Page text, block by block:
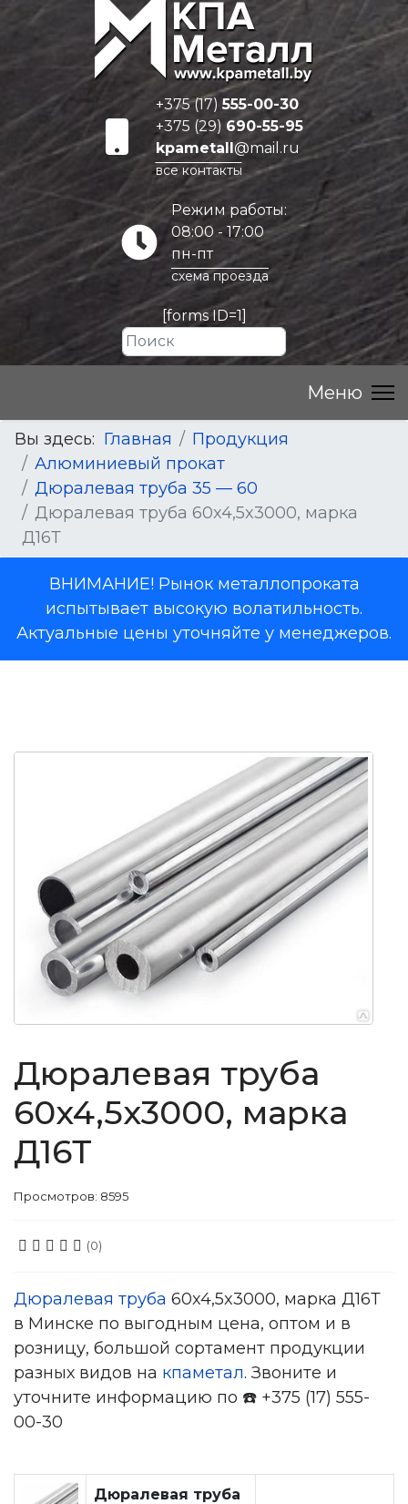
+375 (17)555-00-30
+375 (29) 690-55-95
kpametall@mail.ru
все контакты
Режим работы:
08:00 - 17:00
пн-пт
схема проезда
[forms ID=1]
Вы здесь: Главная
Продукция
Алюминиевый прокат
Дюралевая труба 35 — 60
Дюралевая труба 60x4,5x3000, марка
Д16Т
ВНИМАНИЕ! Рынок металлопроката
испытывает высокую волатильность.
Актуальные цены уточняйте у менеджеров.
Дюралевая труба
60x4,5x3000, марка
Д16Т
Просмотров: 8595
(0)
Дюралевая труба 60x4,5x3000, марка Д16Т
в Минске по выгодным цена, оптом и в
розницу, большой сортамент продукции
разных видов на кпаметал. Звоните и
уточните информацию по ☎️ +375 (17) 555-
00-30
Дюралевая труба